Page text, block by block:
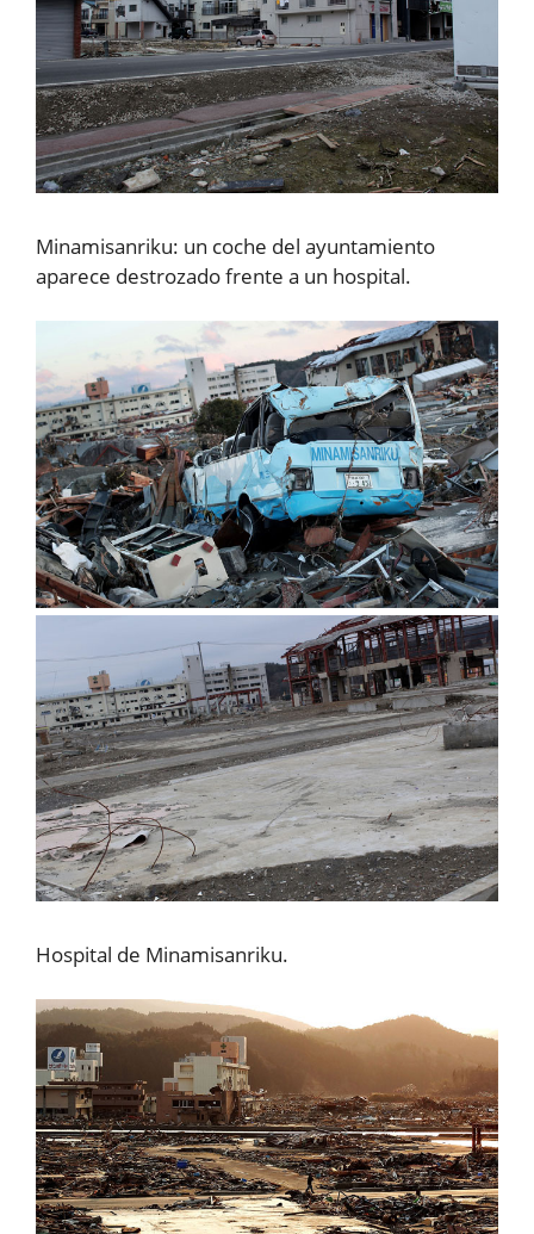
Minamisanriku: un coche del ayuntamiento
aparece destrozado frente a un hospital.
Hospital de Minamisanriku.